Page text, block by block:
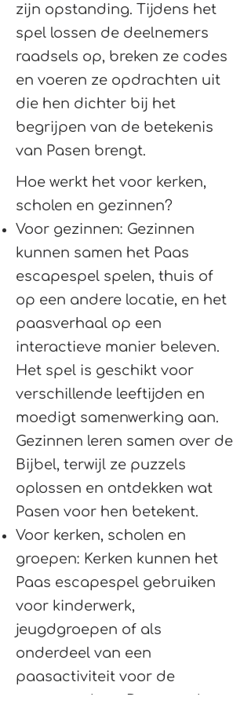
zijn opstanding. Tijdens het
spel lossen de deelnemers
raadsels op, breken ze codes
en voeren ze opdrachten uit
die hen dichter bij het
begrijpen van de betekenis
van Pasen brengt.
Hoe werkt het voor kerken,
scholen en gezinnen?
Voor gezinnen: Gezinnen
kunnen samen het Paas
escapespel spelen, thuis of
op een andere locatie, en het
paasverhaal op een
interactieve manier beleven.
Het spel is geschikt voor
verschillende leeftijden en
moedigt samenwerking aan.
Gezinnen leren samen over de
Bijbel, terwijl ze puzzels
oplossen en ontdekken wat
Pasen voor hen betekent.
Voor kerken, scholen en
groepen: Kerken kunnen het
Paas escapespel gebruiken
voor kinderwerk,
jeugdgroepen of als
onderdeel van een
paasactiviteit voor de
gemeenschap. De groep kan